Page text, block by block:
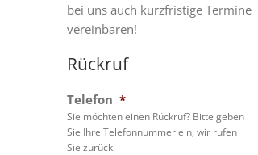
bei uns auch kurzfristige Termine
vereinbaren!
Rückruf
Telefon *
Sie möchten einen Rückruf? Bitte geben
Sie Ihre Telefonnummer ein, wir rufen
Sie zurück.